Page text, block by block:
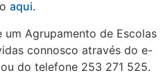
aqui.
Agrupamento de Escolas
connosco através do e-
do telefone 253 271 525.